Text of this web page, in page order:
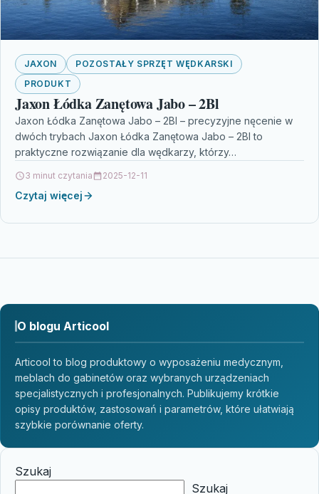
JAXON
POZOSTAŁY SPRZĘT WĘDKARSKI
PRODUKT
Jaxon Łódka Zanętowa Jabo – 2Bl
Jaxon Łódka Zanętowa Jabo – 2Bl – precyzyjne nęcenie w
dwóch trybach Jaxon Łódka Zanętowa Jabo – 2Bl to
praktyczne rozwiązanie dla wędkarzy, którzy…
3 minut czytania 2025-12-11
Czytaj więcej
O blogu Articool
Articool to blog produktowy o wyposażeniu medycznym,
meblach do gabinetów oraz wybranych urządzeniach
specjalistycznych i profesjonalnych. Publikujemy krótkie
opisy produktów, zastosowań i parametrów, które ułatwiają
szybkie porównanie oferty.
Szukaj
Szukaj